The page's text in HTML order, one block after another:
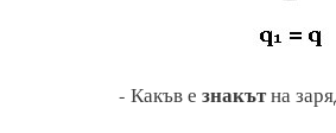
- Какъв е знакътна